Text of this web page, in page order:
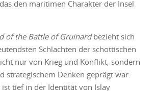
den maritimen Charakter der Insel
of the Battle of Gruinardbezieht sich
Schlachten der schottischen
nur von Krieg und Konflikt, sondern
strategischem Denken geprägt war.
ist tief in der Identität von Islay